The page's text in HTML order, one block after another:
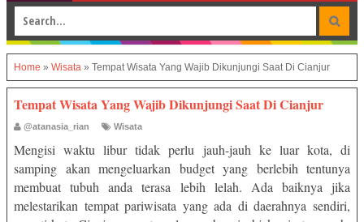
Home » Wisata » Tempat Wisata Yang Wajib Dikunjungi Saat Di Cianjur
Tempat Wisata Yang Wajib Dikunjungi Saat Di Cianjur
@atanasia_rian Wisata
Mengisi waktu libur tidak perlu jauh-jauh ke luar kota, di
samping akan mengeluarkan budget yang berlebih tentunya
membuat tubuh anda terasa lebih lelah. Ada baiknya jika
melestarikan tempat pariwisata yang ada di daerahnya sendiri,